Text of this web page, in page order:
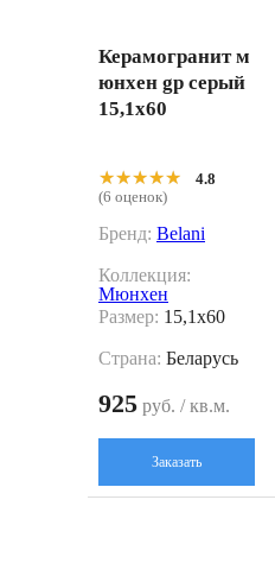
Керамогранит м
юнхен gp серый
15,1x60
★★★★★
★★★★★
4.8
(6 оценок)
Бренд: Belani
Коллекция:
Мюнхен
Размер: 15,1x60
Страна: Беларусь
925 руб. / кв.м.
Заказать